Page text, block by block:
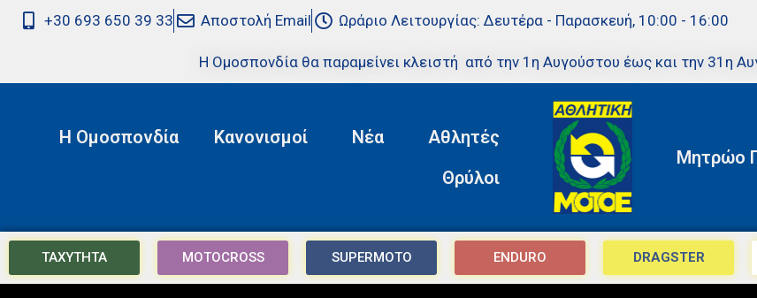
+30 693 650 39 33 Αποστολή Email Ωράριο Λειτουργίας: Δευτέρα - Παρασκευή, 10:00 - 16:00
Η Ομοσπονδία θα παραμείνει κλειστή από την 1η Αυγούστου έως και την 31η
Η Ομοσπονδία Κανονισμοί Νέα
Αθλητές
Θρύλοι
Μητρώο
ΤΑΧΥΤΗΤΑ MOTOCROSS SUPERMOTO ENDURO DRAGSTER